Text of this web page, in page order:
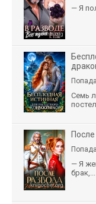
— Я
Семь
— Я
брак,...